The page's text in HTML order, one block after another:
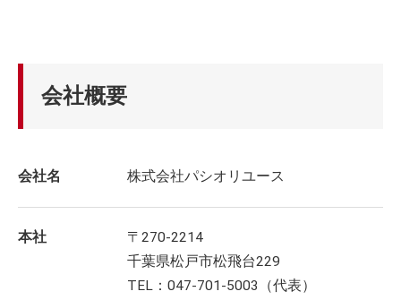
会社概要
会社名 株式会社パシオリユース
本社
〒270-2214
千葉県松戸市松飛台229
TEL：047-701-5003（代表）